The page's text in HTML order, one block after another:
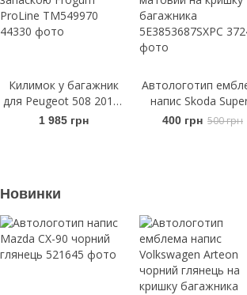
Килимок у багажник
для Peugeot 508 2011-
2018 Wagon з
1 985 грн
Автологотип
напис Skoda
чорний матовий на
400 грн 500 грн
Новинки